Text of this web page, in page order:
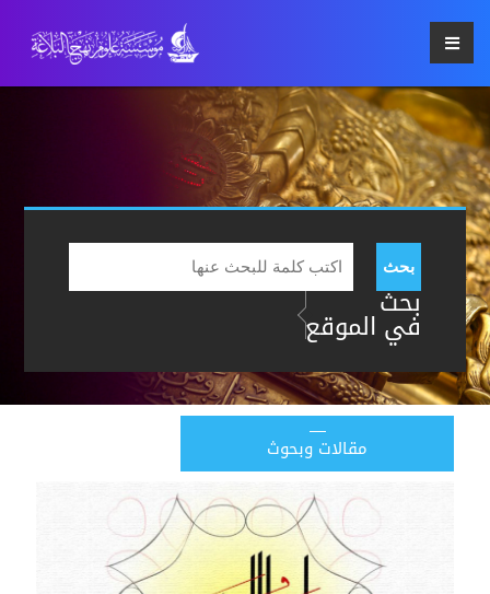
بحث
بحث
في الموقع
مقالات وبحوث